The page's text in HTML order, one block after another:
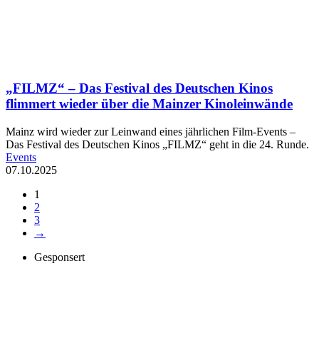
„FILMZ“ – Das Festival des Deutschen Kinos
flimmert wieder über die Mainzer Kinoleinwände
Mainz wird wieder zur Leinwand eines jährlichen Film-Events –
Das Festival des Deutschen Kinos „FILMZ“ geht in die 24. Runde.
Events
07.10.2025
1
2
3
→
Gesponsert